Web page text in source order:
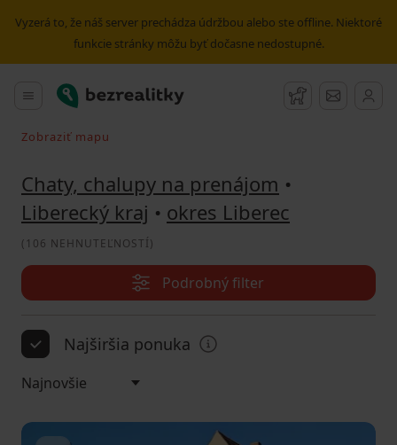
Vyzerá to, že náš server prechádza údržbou alebo ste offline. Niektoré
funkcie stránky môžu byť dočasne nedostupné.
Hlavné menu
Bezrealitky Strážny pes
Správy
Vyhľadávať pri pohybe v mape
Zobraziť mapu
Chaty, chalupy na prenájom •
Liberecký kraj • okres Liberec
( 106 NEHNUTEĽNOSTÍ)
Podrobný filter
Najširšia ponuka